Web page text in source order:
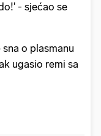
- sjećao se
o plasmanu
ugasio remi sa